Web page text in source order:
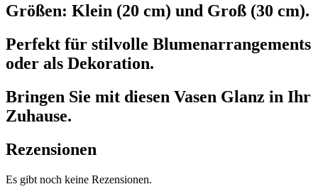
Größen: Klein (20 cm) und Groß (30 cm).
Perfekt für stilvolle Blumenarrangements
oder als Dekoration.
Bringen Sie mit diesen Vasen Glanz in Ihr
Zuhause.
Rezensionen
Es gibt noch keine Rezensionen.